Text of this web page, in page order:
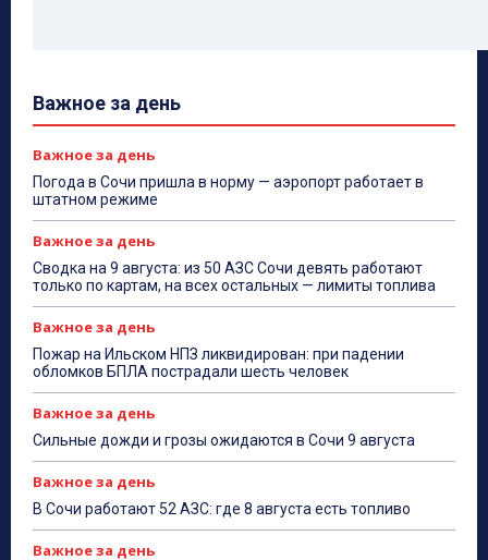
Важное за день
Важное за день
Погода в Сочи пришла в норму — аэропорт работает в
штатном режиме
Важное за день
Сводка на 9 августа: из 50 АЗС Сочи девять работают
только по картам, на всех остальных — лимиты топлива
Важное за день
Пожар на Ильском НПЗ ликвидирован: при падении
обломков БПЛА пострадали шесть человек
Важное за день
Сильные дожди и грозы ожидаются в Сочи 9 августа
Важное за день
В Сочи работают 52 АЗС: где 8 августа есть топливо
Важное за день